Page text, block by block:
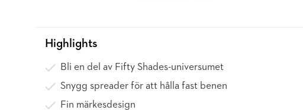
Highlights
Bli en del av Fifty Shades-universumet
Snygg spreader för att hålla fast benen
Fin märkesdesign